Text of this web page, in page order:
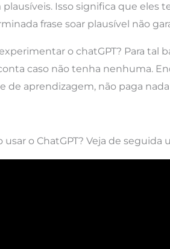
Isso significa que eles
frase soar plausível não
o chatGPT? Para tal
caso não tenha nenhuma.
de aprendizagem, não paga
usar o ChatGPT? Veja de